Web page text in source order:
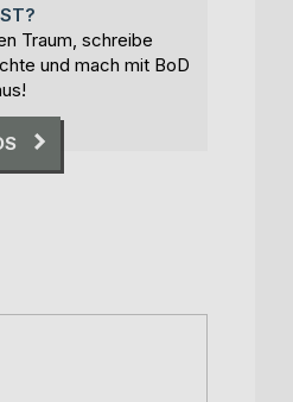
Traum, schreibe
und mach mit BoD